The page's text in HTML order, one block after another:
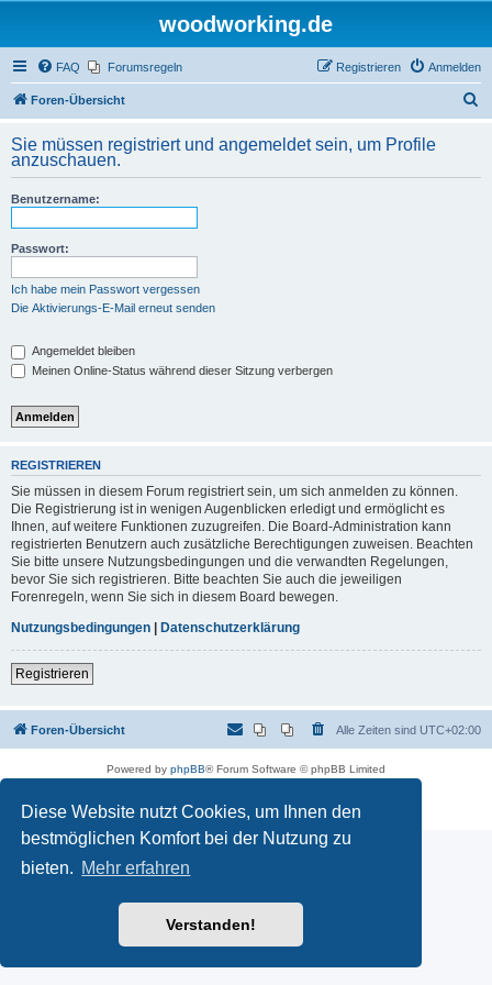
Diese Website nutzt Cookies, um Ihnen den
bestmöglichen Komfort bei der Nutzung zu
bieten. Mehr erfahren
Verstanden!
woodworking.de
FAQ Forumsregeln Anmelden
Registrieren
Foren-Übersicht
h
Sie müssen registriert und angemeldet sein, um Profile
anzuschauen.
Benutzername:
Passwort:
Ich habe mein Passwort vergessen
Die Aktivierungs-E-Mail erneut senden
Angemeldet bleiben
Meinen Online-Status während dieser Sitzung verbergen
REGISTRIEREN
Sie müssen in diesem Forum registriert sein, um sich anmelden zu können.
Die Registrierung ist in wenigen Augenblicken erledigt und ermöglicht es
Ihnen, auf weitere Funktionen zuzugreifen. Die Board-Administration kann
registrierten Benutzern auch zusätzliche Berechtigungen zuweisen. Beachten
Sie bitte unsere Nutzungsbedingungen und die verwandten Regelungen,
bevor Sie sich registrieren. Bitte beachten Sie auch die jeweiligen
Forenregeln, wenn Sie sich in diesem Board bewegen.
Nutzungsbedingungen | Datenschutzerklärung
Registrieren
Foren-Übersicht Alle Zeiten sind UTC+02:00
Powered by phpBB® Forum Software © phpBB Limited
Datenschutz|Nutzungsbedingungen